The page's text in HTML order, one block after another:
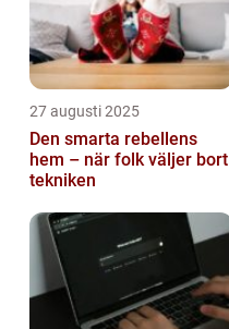
27 augusti 2025
Den smarta rebellens
hem – när folk väljer bort
tekniken